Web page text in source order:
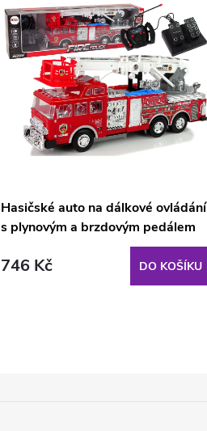
Hasičské auto na dálkové ovládání
s plynovým a brzdovým pedálem
746 Kč DO KOŠÍKU